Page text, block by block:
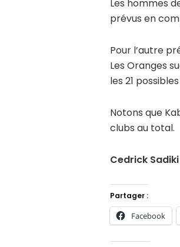
Les hommes
prévus en
Pour l’autre
Les Oranges
les 21
Notons que
clubs au total.
Cedrick
Partager :
Facebook